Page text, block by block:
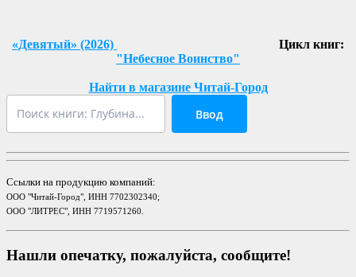
«Девятый» (2026)
Цикл книг:
"Небесное Воинство"
Найти в магазине Читай-Город
Ввод
Ссылки на продукцию компаний:
ООО "Читай-Город", ИНН 7702302340;
ООО "ЛИТРЕС", ИНН 7719571260.
Нашли опечатку, пожалуйста, сообщите!